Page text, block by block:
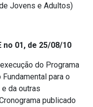
Jovens e Adultos)
no 01, de 25/08/10
do Programa
para o
da outras
publicado